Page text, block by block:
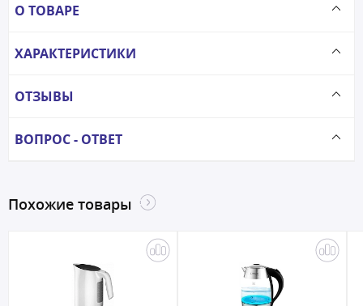
О ТОВАРЕ
ХАРАКТЕРИСТИКИ
ОТЗЫВЫ
ВОПРОС - ОТВЕТ
Похожие товары